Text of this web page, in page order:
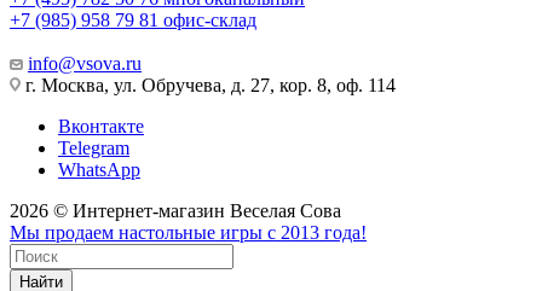
+7 (985) 958 79 81 офис-склад
info@vsova.ru
г. Москва, ул. Обручева, д. 27, кор. 8, оф. 114
Вконтакте
Telegram
WhatsApp
2026 © Интернет-магазин Веселая Сова
Мы продаем настольные игры с 2013 года!
Найти